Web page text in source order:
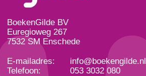
BoekenGilde BV
Euregioweg 267
7532 SM Enschede
E-mailadres:
info@boekengilde.nl
Telefoon:
053 3032 080